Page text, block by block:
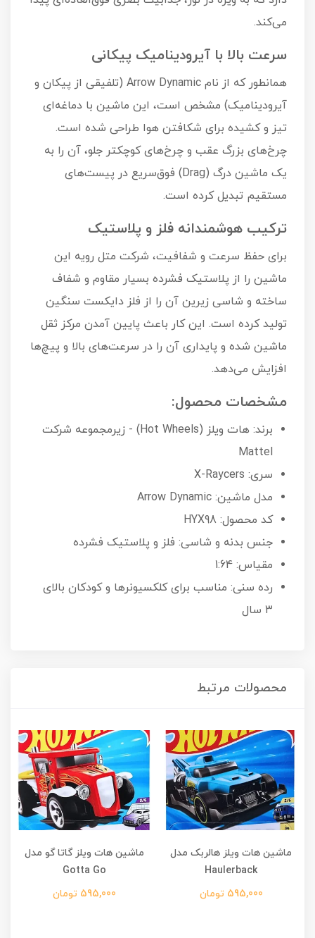
می‌کند.
سرعت بالا با آیرودینامیک پیکانی
همانطور که از نام Arrow Dynamic (تلفیقی از پیکان و
آیرودینامیک) مشخص است، این ماشین با دماغه‌ای
تیز و کشیده برای شکافتن هوا طراحی شده است.
چرخ‌های بزرگ عقب و چرخ‌های کوچکتر جلو، آن را به
یک ماشین درگ (Drag) فوق‌سریع در پیست‌های
مستقیم تبدیل کرده است.
ترکیب هوشمندانه فلز و پلاستیک
برای حفظ سرعت و شفافیت، شرکت متل رویه این
ماشین را از پلاستیک فشرده بسیار مقاوم و شفاف
ساخته و شاسی زیرین آن را از فلز دایکست سنگین
تولید کرده است. این کار باعث پایین آمدن مرکز ثقل
ماشین شده و پایداری آن را در سرعت‌های بالا و پیچ‌ها
افزایش می‌دهد.
مشخصات محصول:
برند: هات ویلز (Hot Wheels) - زیرمجموعه شرکت
Mattel
سری: X-Raycers
مدل ماشین: Arrow Dynamic
کد محصول: HYX98
جنس بدنه و شاسی: فلز و پلاستیک فشرده
مقیاس: 1:64
رده سنی: مناسب برای کلکسیونرها و کودکان بالای
۳ سال
محصولات مرتبط
ماشین هات ویلز هالربک مدل
Haulerback
595,000 تومان
ماشین هات ویلز گاتا گو مدل
Gotta Go
595,000 تومان